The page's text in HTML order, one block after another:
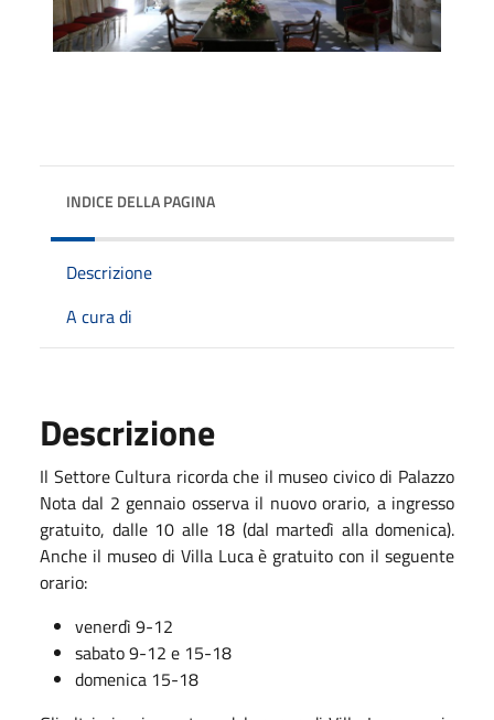
INDICE DELLA PAGINA
Descrizione
A cura di
Descrizione
Il Settore Cultura ricorda che il museo civico di Palazzo
Nota dal 2 gennaio osserva il nuovo orario, a ingresso
gratuito, dalle 10 alle 18 (dal martedì alla domenica).
Anche il museo di Villa Luca è gratuito con il seguente
orario:
venerdì 9-12
sabato 9-12 e 15-18
domenica 15-18